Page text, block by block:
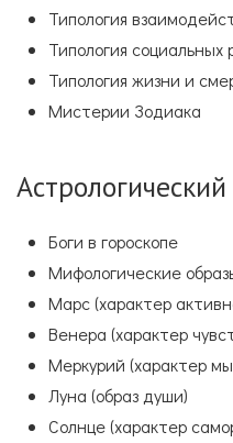
Типология
Типология социальных
Типология жизни и
Мистерии Зодиака
Боги в гороскопе
Мифологические
Марс (характер
Венера (характер
Меркурий (характер
Луна (образ души)
Солнце (характер